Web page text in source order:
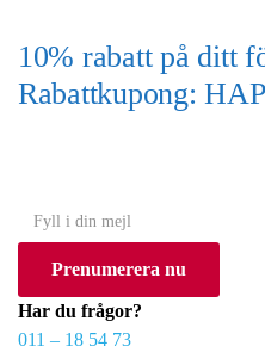
10% rabatt på ditt
Rabattkupong:
o
r
Prenumerera nu
Har du frågor?
011 – 18 54 73